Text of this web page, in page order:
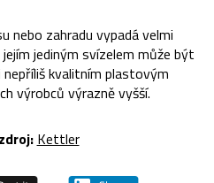
nebo zahradu vypadá velmi
jediným svízelem může být
kvalitním plastovým
výrobců výrazně vyšší.
Kettler